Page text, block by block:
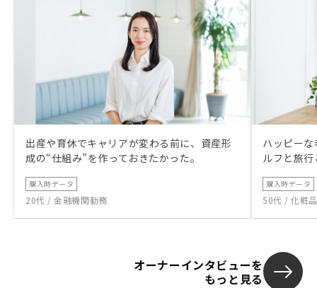
出産や育休でキャリアが変わる前に、資産形
成の“仕組み”を作っておきたかった。
購入時データ
20代 / 金融機関勤務
ハッピー
ルフと旅
購入時データ
50代 / 化粧
オーナーインタビューを
もっと見る